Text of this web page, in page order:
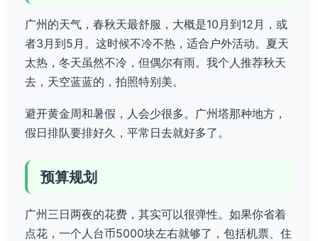
广州的天气，春秋天最舒服，大概是10月到12月，或
者3月到5月。这时候不冷不热，适合户外活动。夏天
太热，冬天虽然不冷，但偶尔有雨。我个人推荐秋天
去，天空蓝蓝的，拍照特别美。
避开黄金周和暑假，人会少很多。广州塔那种地方，
假日排队要排好久，平常日去就好多了。
预算规划
广州三日两夜的花费，其实可以很弹性。如果你省着
点花，一个人台币5000块左右就够了，包括机票、住